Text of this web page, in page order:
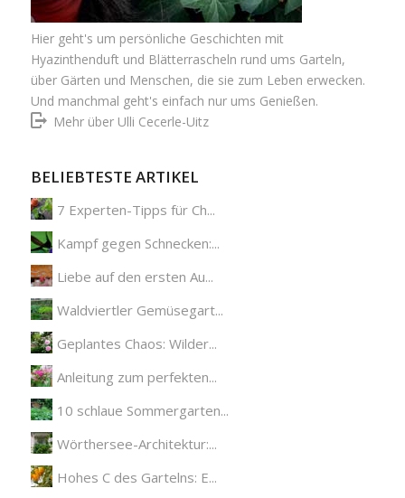
Hier geht's um persönliche Geschichten mit
Hyazinthenduft und Blätterrascheln rund ums Garteln,
über Gärten und Menschen, die sie zum Leben erwecken.
Und manchmal geht's einfach nur ums Genießen.
Mehr über Ulli Cecerle-Uitz
BELIEBTESTE ARTIKEL
7 Experten-Tipps für Ch...
Kampf gegen Schnecken:...
Liebe auf den ersten Au...
Waldviertler Gemüsegart...
Geplantes Chaos: Wilder...
Anleitung zum perfekten...
10 schlaue Sommergarten...
Wörthersee-Architektur:...
Hohes C des Gartelns: E...